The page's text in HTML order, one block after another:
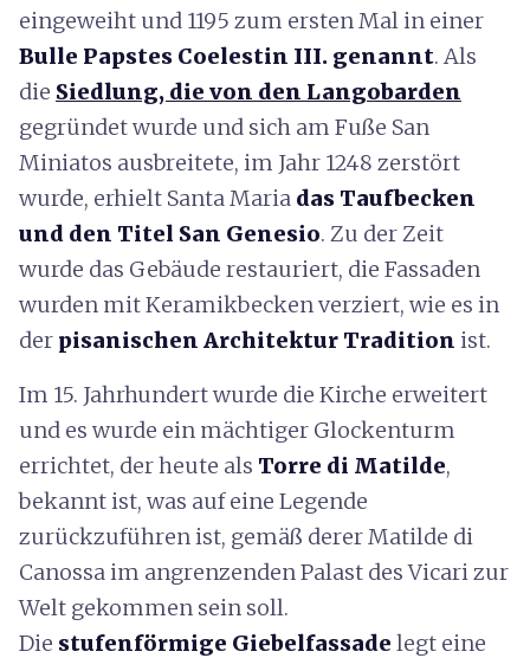
eingeweiht und 1195 zum ersten Mal in einer
Bulle Papstes Coelestin III. genannt. Als
die Siedlung, die von den Langobarden
gegründet wurde und sich am Fuße San
Miniatos ausbreitete, im Jahr 1248 zerstört
wurde, erhielt Santa Maria das Taufbecken
und den Titel San Genesio. Zu der Zeit
wurde das Gebäude restauriert, die Fassaden
wurden mit Keramikbecken verziert, wie es in
der pisanischen Architektur Tradition ist.
Im 15. Jahrhundert wurde die Kirche erweitert
und es wurde ein mächtiger Glockenturm
errichtet, der heute als Torre di Matilde,
bekannt ist, was auf eine Legende
zurückzuführen ist, gemäß derer Matilde di
Canossa im angrenzenden Palast des Vicari zur
Welt gekommen sein soll.
Die stufenförmige Giebelfassade legt eine